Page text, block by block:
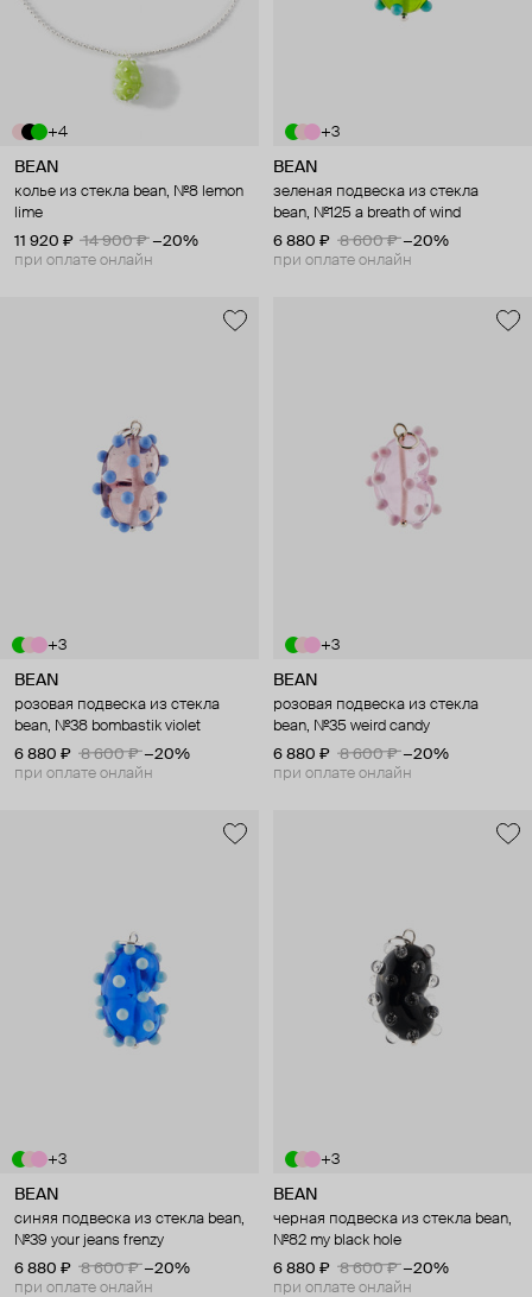
+4
BEAN
колье из стекла bean, №8 lemon
lime
11 920 ₽
14 900 ₽ −20%
при оплате онлайн
+3
BEAN
зеленая подвеска из стекла
bean, №125 a breath of wind
6 880 ₽
8 600 ₽ −20%
при оплате онлайн
+3
BEAN
розовая подвеска из стекла
bean, №38 bombastik violet
6 880 ₽
8 600 ₽ −20%
при оплате онлайн
+3
BEAN
розовая подвеска из стекла
bean, №35 weird candy
6 880 ₽
8 600 ₽ −20%
при оплате онлайн
+3
BEAN
синяя подвеска из стекла bean,
№39 your jeans frenzy
6 880 ₽
8 600 ₽ −20%
при оплате онлайн
+3
BEAN
черная подвеска из стекла bean,
№82 my black hole
6 880 ₽
8 600 ₽ −20%
при оплате онлайн